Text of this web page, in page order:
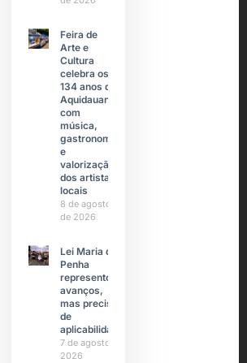
Feira de
Arte e
Cultura
celebra os
134 anos de
Aquidauana
com
música,
gastronomia
e
valorização
dos artistas
locais
8 de agosto
de 2026
Lei Maria da
Penha
representou
avanços,
mas precisa
de
aplicabilidade
7 de agosto de
2026